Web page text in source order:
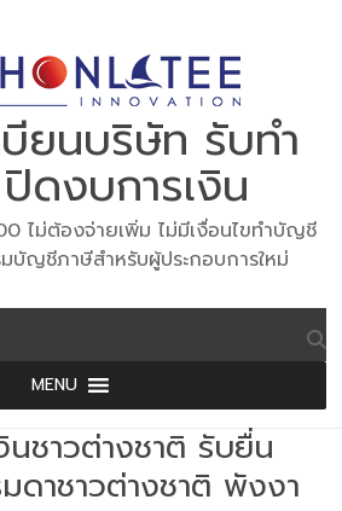
บียนบริษัท รับทำ
งบการเงิน
ไม่ต้องจ่ายเพิ่ม ไม่มีเงื่อนไขทำบัญชี
บัญชีภาษีสำหรับผู้ประกอบการใหม่
MENU
นชาวต่างชาติ รับยื่น
ดาชาวต่างชาติ พังงา